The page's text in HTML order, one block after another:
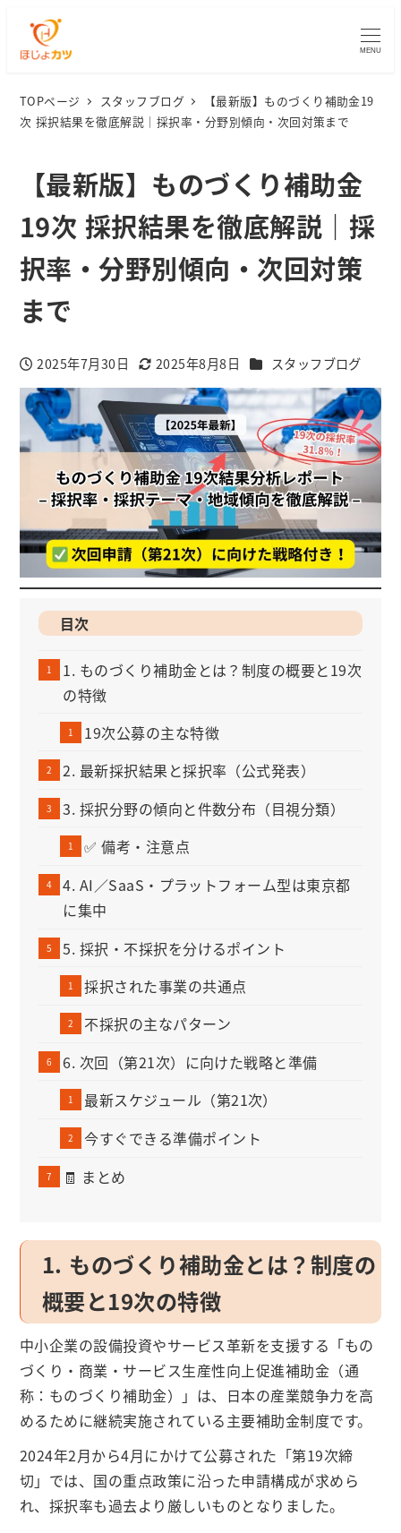
MENU
TOPページ スタッフブログ
【最新版】ものづくり補助金19
次 採択結果を徹底解説｜採択率・分野別傾向・次回対策まで
【最新版】ものづくり補助金
19次 採択結果を徹底解説｜採
択率・分野別傾向・次回対策
まで
投稿日
2025年7月30日
更新日
2025年8月8日 カテゴリー
スタッフブログ
目次
1. ものづくり補助金とは？制度の概要と19次
の特徴
19次公募の主な特徴
2. 最新採択結果と採択率（公式発表）
3. 採択分野の傾向と件数分布（目視分類）
✅ 備考・注意点
4. AI／SaaS・プラットフォーム型は東京都
に集中
5. 採択・不採択を分けるポイント
採択された事業の共通点
不採択の主なパターン
6. 次回（第21次）に向けた戦略と準備
最新スケジュール（第21次）
今すぐできる準備ポイント
🧾 まとめ
1. ものづくり補助金とは？制度の
概要と19次の特徴
中小企業の設備投資やサービス革新を支援する「もの
づくり・商業・サービス生産性向上促進補助金（通
称：ものづくり補助金）」は、日本の産業競争力を高
めるために継続実施されている主要補助金制度です。
2024年2月から4月にかけて公募された「第19次締
切」では、国の重点政策に沿った申請構成が求めら
れ、採択率も過去より厳しいものとなりました。